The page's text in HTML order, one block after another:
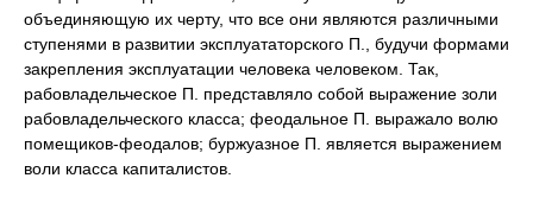
объединяющую их черту, что все они являются различными
ступенями в развитии эксплуататорского П., будучи формами
закрепления эксплуатации человека человеком. Так,
рабовладельческое П. представляло собой выражение золи
рабовладельческого класса; феодальное П. выражало волю
помещиков-феодалов; буржуазное П. является выражением
воли класса капиталистов.